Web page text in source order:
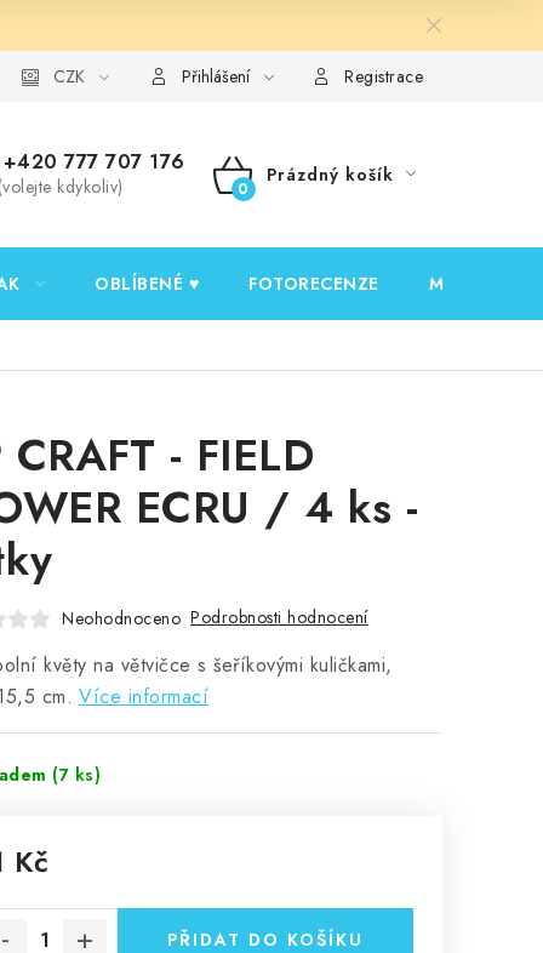
ochrany osobních údajů Ověřování recenzí
CZK Přihlášení Registrace
+420 777 707 176
(volejte kdykoliv)
NÁKUPNÍ
Prázdný košík
OBLÍBENÉ ♥️ FOTORECENZE MOJE
CRAFT - FIELD
ECRU / 4 ks -
Neohodnoceno Podrobnosti hodnocení
květy na větvičce s šeříkovými kuličkami,
cm. Více informací
(7 ks)
Kč
PŘIDAT DO KOŠÍKU